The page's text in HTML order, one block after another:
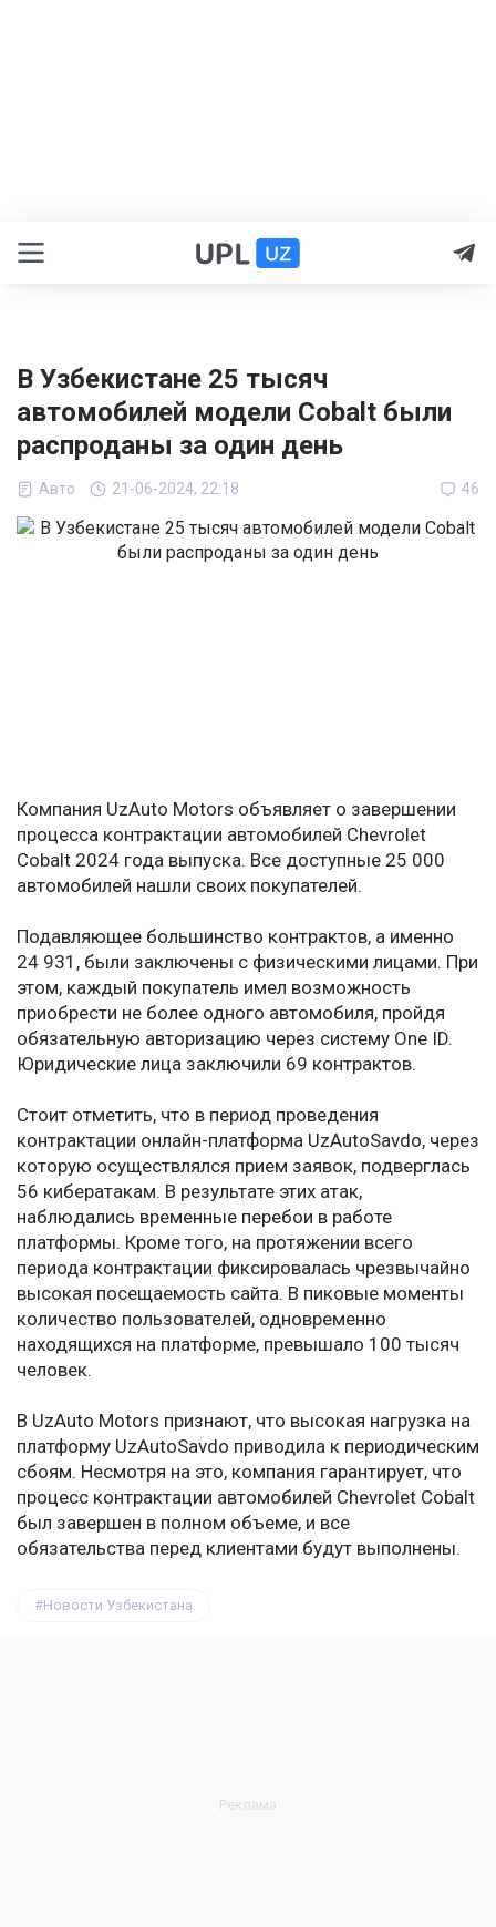
В Узбекистане 25 тысяч
автомобилей модели Cobalt были
распроданы за один день
Авто 21-06-2024, 22:18 46
Компания UzAuto Motors объявляет о завершении
процесса контрактации автомобилей Chevrolet
Cobalt 2024 года выпуска. Все доступные 25 000
автомобилей нашли своих покупателей.
Подавляющее большинство контрактов, а именно
24 931, были заключены с физическими лицами. При
этом, каждый покупатель имел возможность
приобрести не более одного автомобиля, пройдя
обязательную авторизацию через систему One ID.
Юридические лица заключили 69 контрактов.
Стоит отметить, что в период проведения
контрактации онлайн-платформа UzAutoSavdo, через
которую осуществлялся прием заявок, подверглась
56 кибератакам. В результате этих атак,
наблюдались временные перебои в работе
платформы. Кроме того, на протяжении всего
периода контрактации фиксировалась чрезвычайно
высокая посещаемость сайта. В пиковые моменты
количество пользователей, одновременно
находящихся на платформе, превышало 100 тысяч
человек.
В UzAuto Motors признают, что высокая нагрузка на
платформу UzAutoSavdo приводила к периодическим
сбоям. Несмотря на это, компания гарантирует, что
процесс контрактации автомобилей Chevrolet Cobalt
был завершен в полном объеме, и все
обязательства перед клиентами будут выполнены.
Новости Узбекистана